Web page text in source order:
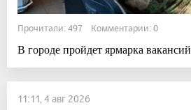
Прочитали: 497 Комментарии: 0
В городе пройдет ярмарка вакансий
11:11, 4 авг 2026